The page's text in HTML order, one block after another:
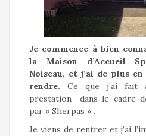
Je commence à bien
la Maison d’Accueil
Noiseau, et j’ai de plus
rendre. Ce que j’ai fait
prestation dans le cadre
par « Sherpas » .
Je viens de rentrer et j’ai